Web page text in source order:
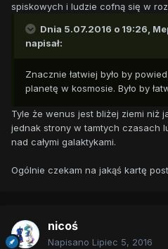
spiskowych i ludzie cofną się w
Dnia 5.07.2016 o 19:26,
napisał:
Znacznie łatwiej było by
planetę w kosmosie. Było by
Tyle że wenus jest bliżej ziemi niż
jednak strony w tamtych czasach
nad całymi galaktykami.
Ogólnie czekam na jakąś kartę
nicoś
Napisano Lipiec 5, 2016